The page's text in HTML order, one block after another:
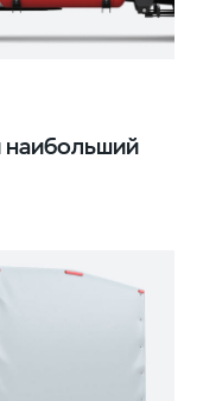
наибольший